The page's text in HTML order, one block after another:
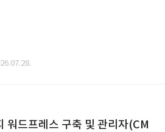
워드프레스 구축 및 관리자(CM